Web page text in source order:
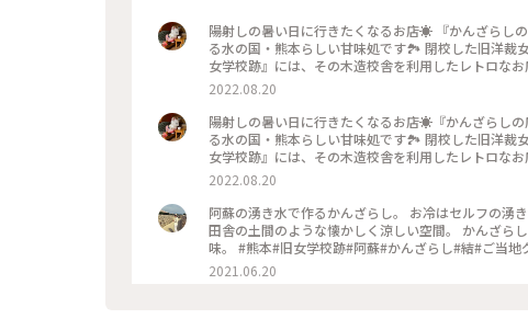
陽射しの暑い日に行きたくなるお店☀️ 『かんざらし
る水の国・熊本らしい甘味処です🏞 閉校した旧洋裁
女学校跡』には、その木造校舎を利用したレトロな
の結は特別な存在感🌳 昔は校長室だったとご主人か
水をコップに注ぐスタイル！サイダーやビールも湧
💕 白はシロップに浸った素朴な寒ざらしにピリッと
トマト🍅 ちなみに黒もあり、そちらは黒蜜ときな粉
麺も人気で、寒ざらしの緑色もヨモギと見せかけて
季節は炬燵や火鉢で暖をとりながら、煮麺やぜんざいも楽しめますよ🍂 #私のことり
トみたいな景色#阿蘇#ドライブ#甘味処#軽食#自然
ーション#クレソン#レトロ探訪#甘いもの巡り#子ど
2022.08.20
陽射しの暑い日に行きたくなるお店☀️『かんざらし
る水の国・熊本らしい甘味処です🏞 閉校した旧洋裁
女学校跡』には、その木造校舎を利用したレトロな
の結は特別な存在感🌳 昔は校長室だったと昔ご主人
湧水をコップに注ぐスタイル！サイダーやビールも
た💕 白はシロップに浸った素朴な寒ざらしにピリッ
ニトマト🍅 ちなみに黒もあり、そちらは黒蜜ときな
素麺も人気で、寒ざらしの緑色もヨモギと見せかけ
い季節は炬燵や火鉢で暖をとりながら、煮麺やぜんざいも楽しめますよ🍂 #阿蘇#ド
#ふるカフェ#明治#昭和#レトロ#木造校舎#女学校#
2022.08.20
阿蘇の湧き水で作るかんざらし。 お冷はセルフの湧
田舎の土間のような懐かしく涼しい空間。 かんざら
味。 #熊本#旧女学校跡#阿蘇#かんざらし#結#ご
2021.06.20